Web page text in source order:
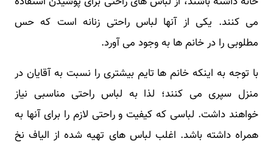
می کنند. یکی از آنها لباس راحتی زنانه است که حس
مطلوبی را در خانم ها به وجود می آورد.
با توجه به اینکه خانم ها تایم بیشتری را نسبت به آقایان در
منزل سپری می کنند؛ لذا به لباس راحتی مناسبی نیاز
خواهند داشت. لباسی که کیفیت و راحتی لازم را برای آنها به
همراه داشته باشد. اغلب لباس های تهیه شده از الیاف نخ